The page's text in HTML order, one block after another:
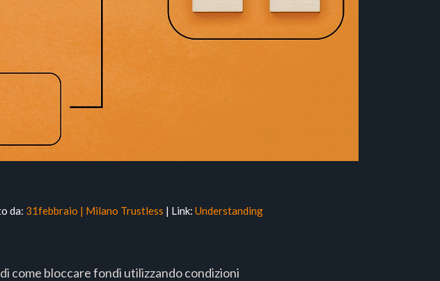
da: 31febbraio | Milano Trustless | Link: Understanding
come bloccare fondi utilizzando condizioni